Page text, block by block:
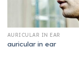
AURICULAR IN EAR
auricular in ear